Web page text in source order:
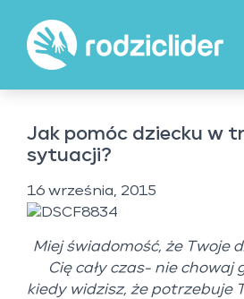
Jak pomóc dziecku w
sytuacji?
16 września, 2015
Miej świadomość, że Twoje
Cię cały czas- nie chowaj
kiedy widzisz, że potrzebuje